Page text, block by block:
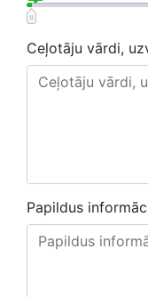
Ceļotāju vārdi,
Papildus